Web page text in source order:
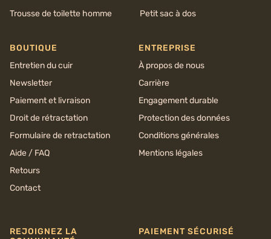
Trousse de toilette homme
Petit sac à dos
BOUTIQUE
Entretien du cuir
Newsletter
Paiement et livraison
Droit de rétractation
Formulaire de retractation
Aide / FAQ
Retours
Contact
ENTREPRISE
À propos de nous
Carrière
Engagement durable
Protection des données
Conditions générales
Mentions légales
REJOIGNEZ LA
PAIEMENT SÉCURISÉ